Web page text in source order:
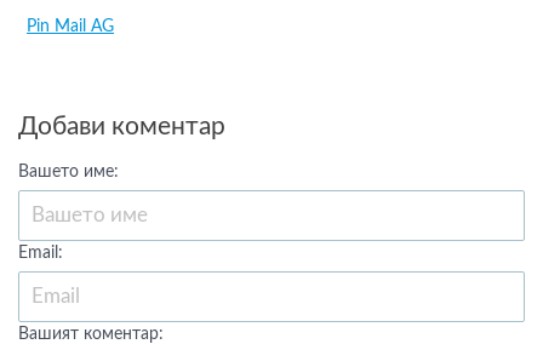
Pin Mail AG
Добави коментар
Вашето име:
Email:
Вашият коментар: